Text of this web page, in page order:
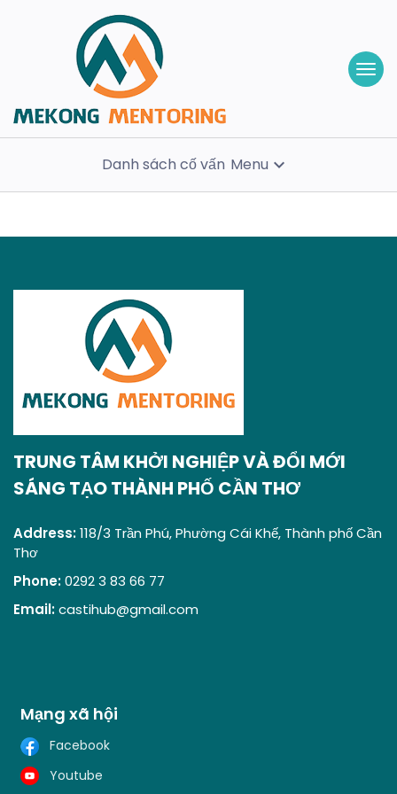
Danh sách cố vấn Menu expand_more
TRUNG TÂM KHỞI NGHIỆP VÀ ĐỔI MỚI
SÁNG TẠO THÀNH PHỐ CẦN THƠ
Address:118/3 Trần Phú, Phường Cái Khế, Thành phố Cần
Thơ
Phone:0292 3 83 66 77
Email:castihub@gmail.com
Mạng xã hội
Facebook
Youtube